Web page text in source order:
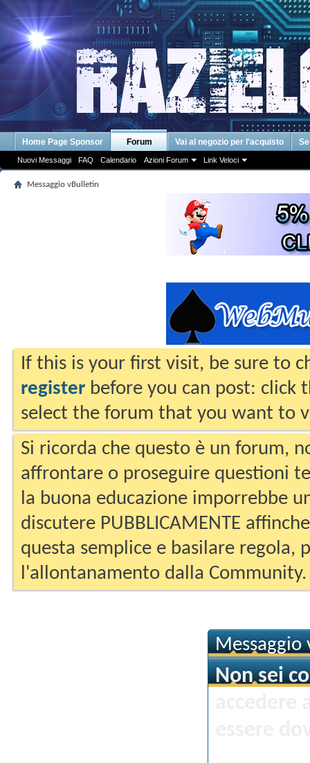
Home Page Sponsor Forum
Nuovi Messaggi FAQ Calendario Azioni Forum Link Veloci
Vai al negozio per l'acquisto
Messaggio vBulletin
If this is your first visit, be sure to
register before you can post: click
select the forum that you want to
Si ricorda che questo è un forum,
affrontare o proseguire questioni
la buona educazione imporrebbe
discutere PUBBLICAMENTE
questa semplice e basilare regola,
l'allontanamento dalla Community.
Messaggio
Non sei